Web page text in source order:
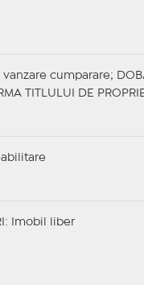
vanzare cumparare;
TITLULUI DE
: Imobil liber